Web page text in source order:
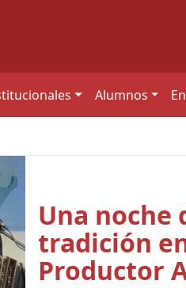
Alumnos
Una noche
tradición
Productor